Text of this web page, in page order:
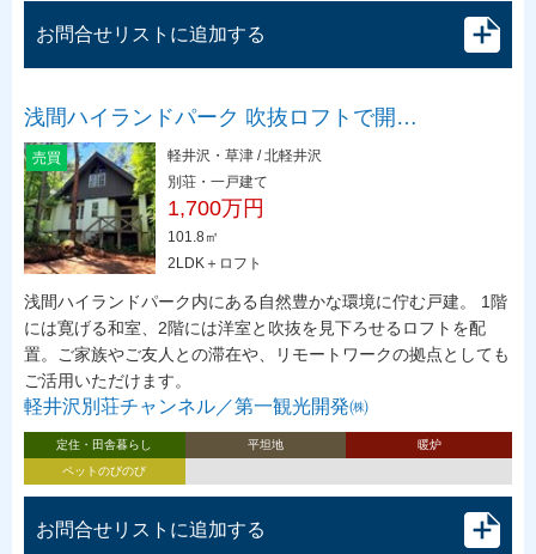
お問合せリストに追加する
浅間ハイランドパーク 吹抜ロフトで開…
売買
軽井沢・草津 / 北軽井沢
別荘・一戸建て
1,700万円
101.8㎡
2LDK＋ロフト
浅間ハイランドパーク内にある自然豊かな環境に佇む戸建。 1階
には寛げる和室、2階には洋室と吹抜を見下ろせるロフトを配
置。ご家族やご友人との滞在や、リモートワークの拠点としても
ご活用いただけます。
軽井沢別荘チャンネル／第一観光開発㈱
定住・田舎暮らし 平坦地
暖炉
ペットのびのび
お問合せリストに追加する